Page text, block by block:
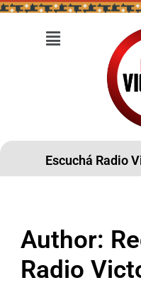
Escuchá Radio
Author:
Radio